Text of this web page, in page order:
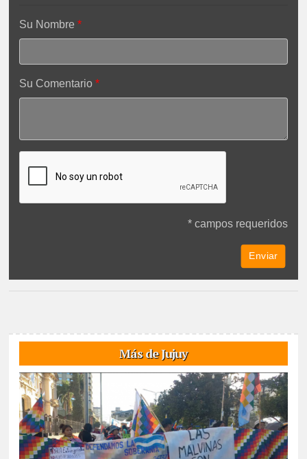
Su Nombre
Su Comentario
* campos requeridos
Más de Jujuy